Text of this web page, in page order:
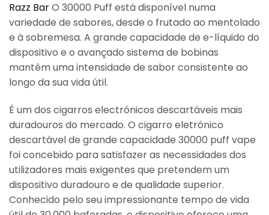
Razz BarO 30000 Puff está disponível numa
variedade de sabores, desde o frutado ao mentolado
e à sobremesa. A grande capacidade de e-líquido do
dispositivo e o avançado sistema de bobinas
mantêm uma intensidade de sabor consistente ao
longo da sua vida útil.
É um dos cigarros electrónicos descartáveis mais
duradouros do mercado. O cigarro eletrónico
descartável de grande capacidade 30000 puff vape
foi concebido para satisfazer as necessidades dos
utilizadores mais exigentes que pretendem um
dispositivo duradouro e de qualidade superior.
Conhecido pelo seu impressionante tempo de vida